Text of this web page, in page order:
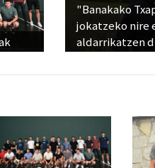
"Banakako
jokatzeko nire
aldarrikatzen